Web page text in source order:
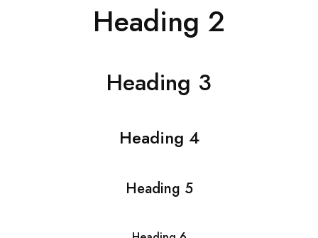
Heading 2
Heading 3
Heading 4
Heading 5